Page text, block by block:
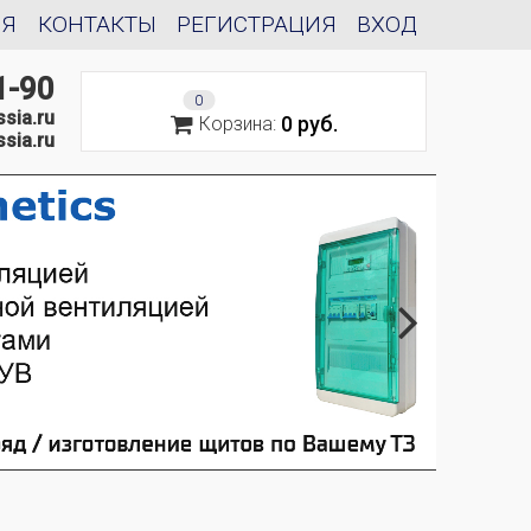
ВХОД
РЕГИСТРАЦИЯ
КОНТАКТЫ
90 0
Корзина: 0 руб.